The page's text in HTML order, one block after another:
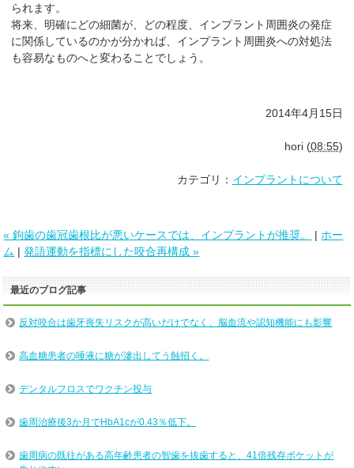
られます。
将来、明確にどの細菌が、どの程度、インプラント周囲炎の発症
に関係しているのかが分かれば、インプラント周囲炎への対処法
も容易なものへと変わることでしょう。
2014年4月15日
hori(08:55)
カテゴリ： インプラントについて
« 鉤歯の歯冠歯根比が悪いケースでは、インプラントが推奨。 | ホー
ム |発語運動を指標にした咬合再構成 »
最近のブログ記事
反対咬合は歯牙喪失リスクが高いだけでなく、脳血流や認知機能にも影響
高血糖患者の唾液に糖が滲出してう蝕招く。
デンタルフロスでワクチン投与
歯周治療後3か月でHbA1cが0.43％低下。
歯周病の既往がある高年齢患者の智歯を抜歯すると、41倍残存ポケットが